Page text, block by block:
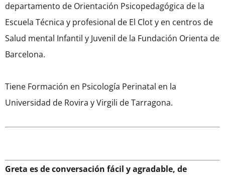
departamento de Orientación Psicopedagógica de la
Escuela Técnica y profesional de El Clot y en centros de
Salud mental Infantil y Juvenil de la Fundación Orienta de
Barcelona.
Tiene Formación en Psicología Perinatal en la
Universidad de Rovira y Virgili de Tarragona.
Greta es de conversación fácil y agradable, de